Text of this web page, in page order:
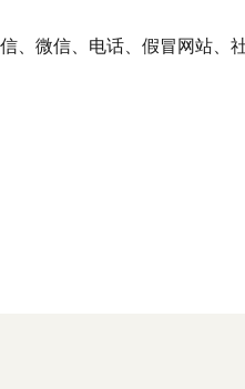
微信、电话、假冒网站、